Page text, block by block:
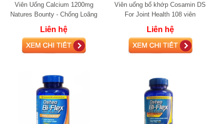
Viên Uống Calcium 1200mg
Natures Bounty - Chống Loãng
Liên hệ
Viên uống bổ khớp Cosamin DS
For Joint Health 108 viên
Liên hệ